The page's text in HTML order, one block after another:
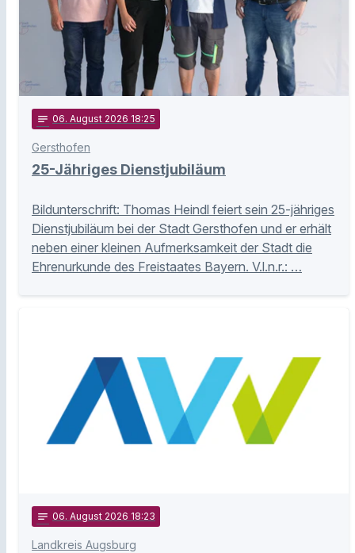
notes 06. August 2026 18:25
Gersthofen
25-Jähriges Dienstjubiläum
Bildunterschrift: Thomas Heindl feiert sein 25-jähriges
Dienstjubiläum bei der Stadt Gersthofen und er erhält
neben einer kleinen Aufmerksamkeit der Stadt die
Ehrenurkunde des Freistaates Bayern. V.l.n.r.: …
notes 06. August 2026 18:23
Landkreis Augsburg